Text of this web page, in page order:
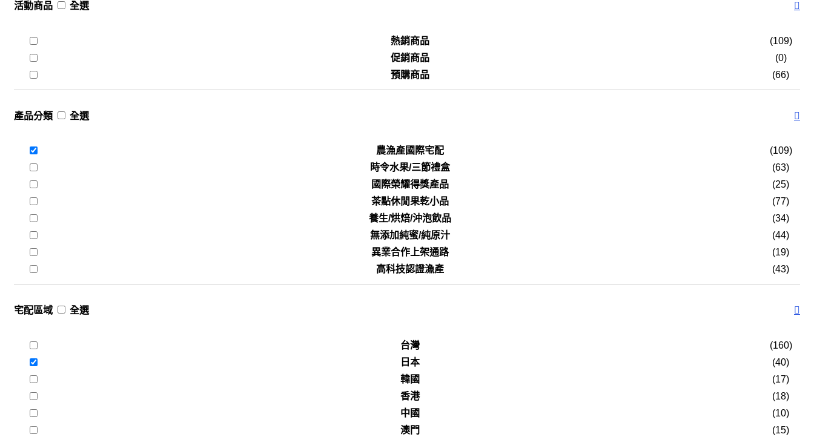
活動商品 全選
熱銷商品
(109)
促銷商品
(0)
預購商品
(66)
產品分類 全選
農漁產國際宅配
(109)
時令水果/三節禮盒
(63)
國際榮耀得獎產品
(25)
茶點休閒果乾小品
(77)
養生/烘焙/沖泡飲品
(34)
無添加純蜜/純原汁
(44)
異業合作上架通路
(19)
高科技認證漁產
(43)
宅配區域 全選
台灣
(160)
日本
(40)
韓國
(17)
香港
(18)
中國
(10)
澳門
(15)